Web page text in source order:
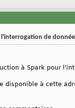
de
à Spark pour
disponible à cette